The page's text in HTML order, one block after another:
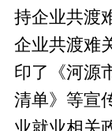
持企业共渡
企业共渡难
印了《河源
清单》等宣